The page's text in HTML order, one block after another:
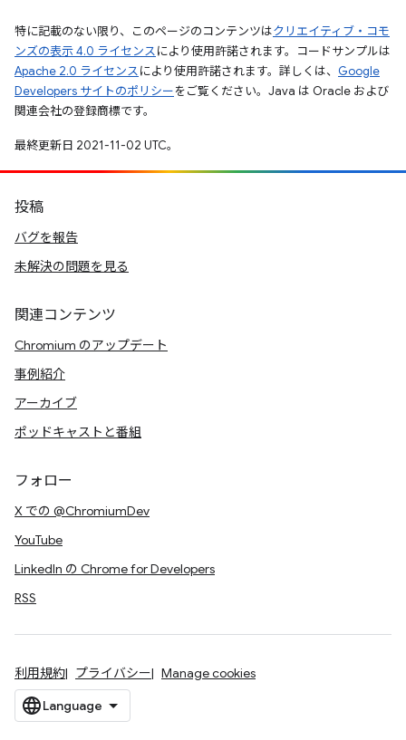
特に記載のない限り、このページのコンテンツはクリエイティブ・コモ
ンズの表示 4.0 ライセンスにより使用許諾されます。コードサンプルは
Apache 2.0 ライセンスにより使用許諾されます。詳しくは、 Google
Developers サイトのポリシーをご覧ください。Java は Oracle および
関連会社の登録商標です。
最終更新日 2021-11-02 UTC。
投稿
バグを報告
未解決の問題を見る
関連コンテンツ
Chromium のアップデート
事例紹介
アーカイブ
ポッドキャストと番組
フォロー
X での @ChromiumDev
YouTube
LinkedIn の Chrome for Developers
RSS
利用規約 プライバシー Manage cookies